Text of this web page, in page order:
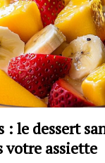
: le dessert
votre assiette